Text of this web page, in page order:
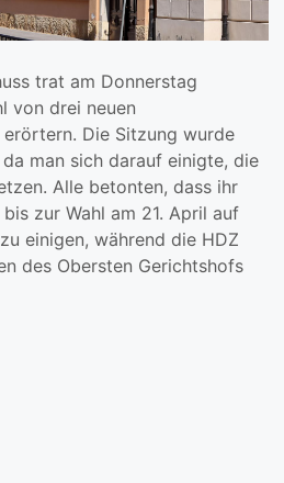
trat am Donnerstag
von drei neuen
Die Sitzung wurde
man sich darauf einigte, die
Alle betonten, dass ihr
zur Wahl am 21. April auf
einigen, während die HDZ
des Obersten Gerichtshofs